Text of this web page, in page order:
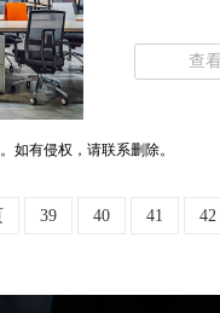
查
如有侵权，请联系删除。
39 40 41 42